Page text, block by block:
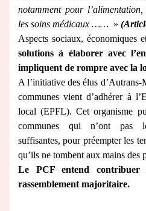
notamment pour
les soins médicaux …… »
Aspects sociaux, économiques
solutions à élaborer avec
impliquent de rompre avec la
A l’initiative des élus
communes vient d’adhérer à
local (EPFL). Cet organisme
communes qui n’ont pas
suffisantes, pour préempter les
qu’ils ne tombent aux mains des
Le PCF entend
rassemblement majoritaire.